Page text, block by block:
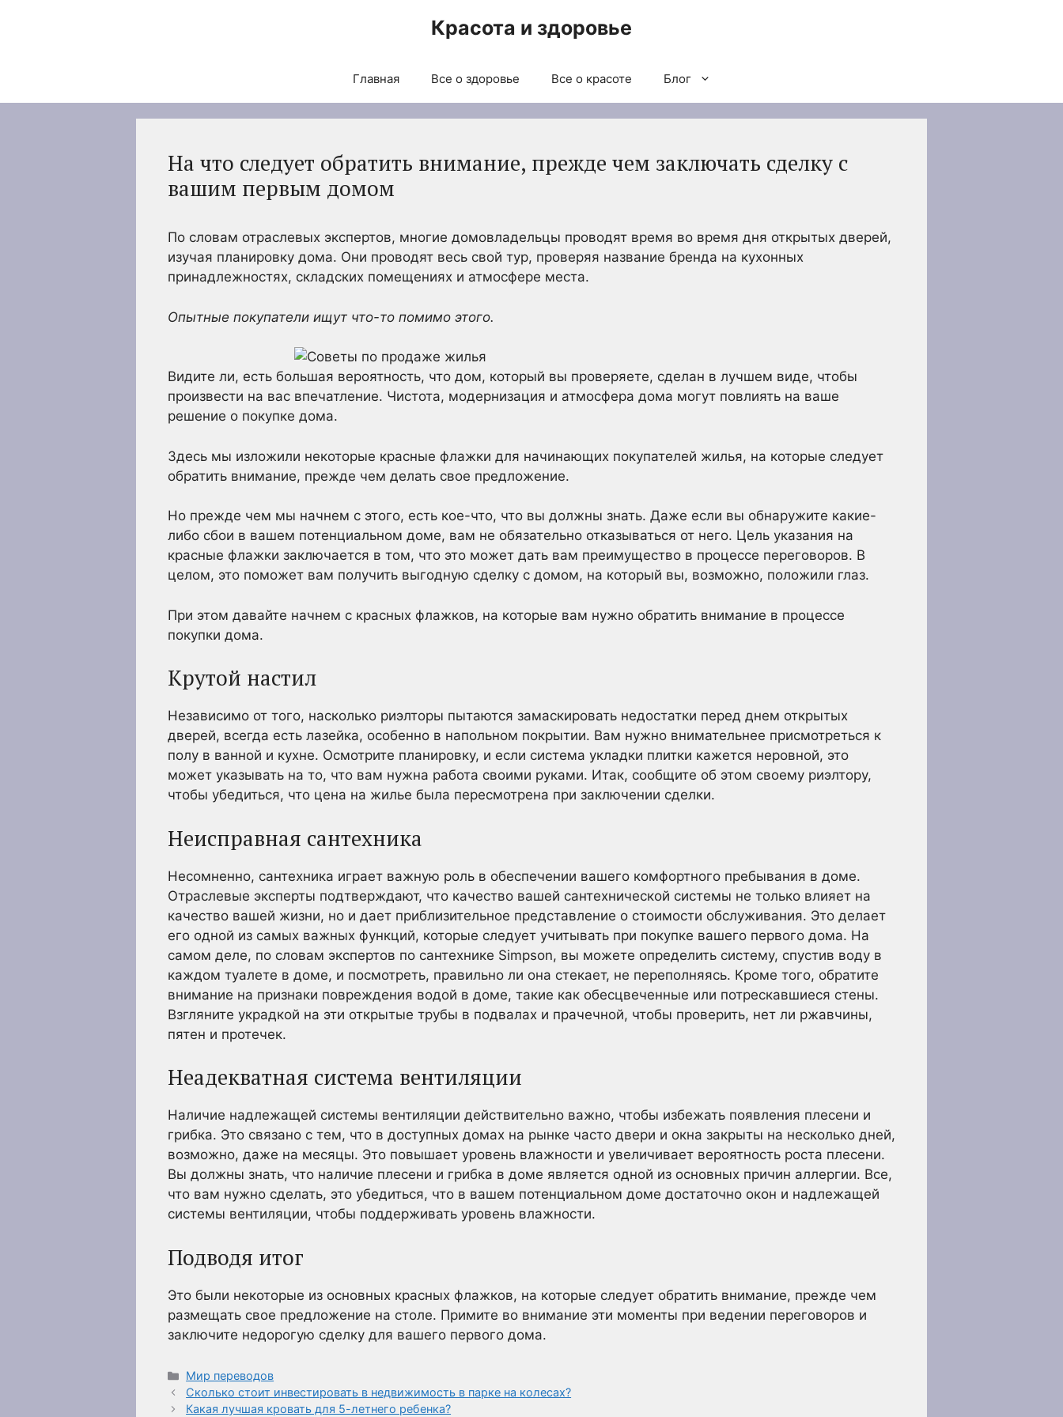
Красота и здоровье
Главная Все о здоровье Все о красоте Блог
На что следует обратить внимание, прежде чем заключать сделку с
вашим первым домом
По словам отраслевых экспертов, многие домовладельцы проводят время во время дня открытых дверей,
изучая планировку дома. Они проводят весь свой тур, проверяя название бренда на кухонных
принадлежностях, складских помещениях и атмосфере места.
Опытные покупатели ищут что-то помимо этого.
Видите ли, есть большая вероятность, что дом, который вы проверяете, сделан в лучшем виде, чтобы
произвести на вас впечатление. Чистота, модернизация и атмосфера дома могут повлиять на ваше
решение о покупке дома.
Здесь мы изложили некоторые красные флажки для начинающих покупателей жилья, на которые следует
обратить внимание, прежде чем делать свое предложение.
Но прежде чем мы начнем с этого, есть кое-что, что вы должны знать. Даже если вы обнаружите какие-
либо сбои в вашем потенциальном доме, вам не обязательно отказываться от него. Цель указания на
красные флажки заключается в том, что это может дать вам преимущество в процессе переговоров. В
целом, это поможет вам получить выгодную сделку с домом, на который вы, возможно, положили глаз.
При этом давайте начнем с красных флажков, на которые вам нужно обратить внимание в процессе
покупки дома.
Крутой настил
Независимо от того, насколько риэлторы пытаются замаскировать недостатки перед днем открытых
дверей, всегда есть лазейка, особенно в напольном покрытии. Вам нужно внимательнее присмотреться к
полу в ванной и кухне. Осмотрите планировку, и если система укладки плитки кажется неровной, это
может указывать на то, что вам нужна работа своими руками. Итак, сообщите об этом своему риэлтору,
чтобы убедиться, что цена на жилье была пересмотрена при заключении сделки.
Неисправная сантехника
Несомненно, сантехника играет важную роль в обеспечении вашего комфортного пребывания в доме.
Отраслевые эксперты подтверждают, что качество вашей сантехнической системы не только влияет на
качество вашей жизни, но и дает приблизительное представление о стоимости обслуживания. Это делает
его одной из самых важных функций, которые следует учитывать при покупке вашего первого дома. На
самом деле, по словам экспертов по сантехнике Simpson, вы можете определить систему, спустив воду в
каждом туалете в доме, и посмотреть, правильно ли она стекает, не переполняясь. Кроме того, обратите
внимание на признаки повреждения водой в доме, такие как обесцвеченные или потрескавшиеся стены.
Взгляните украдкой на эти открытые трубы в подвалах и прачечной, чтобы проверить, нет ли ржавчины,
пятен и протечек.
Неадекватная система вентиляции
Наличие надлежащей системы вентиляции действительно важно, чтобы избежать появления плесени и
грибка. Это связано с тем, что в доступных домах на рынке часто двери и окна закрыты на несколько дней,
возможно, даже на месяцы. Это повышает уровень влажности и увеличивает вероятность роста плесени.
Вы должны знать, что наличие плесени и грибка в доме является одной из основных причин аллергии. Все,
что вам нужно сделать, это убедиться, что в вашем потенциальном доме достаточно окон и надлежащей
системы вентиляции, чтобы поддерживать уровень влажности.
Подводя итог
Это были некоторые из основных красных флажков, на которые следует обратить внимание, прежде чем
размещать свое предложение на столе. Примите во внимание эти моменты при ведении переговоров и
заключите недорогую сделку для вашего первого дома.
Рубрики
Мир переводов
Сколько стоит инвестировать в недвижимость в парке на колесах?
Какая лучшая кровать для 5-летнего ребенка?